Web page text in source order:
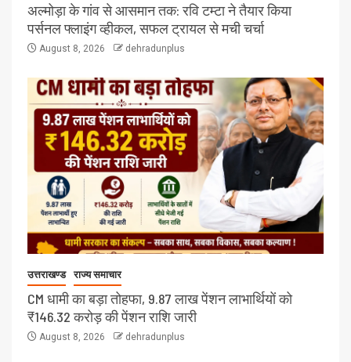
अल्मोड़ा के गांव से आसमान तक: रवि टम्टा ने तैयार किया
पर्सनल फ्लाइंग व्हीकल, सफल ट्रायल से मची चर्चा
August 8, 2026 dehradunplus
उत्तराखण्ड राज्य समाचार
CM धामी का बड़ा तोहफा, 9.87 लाख पेंशन लाभार्थियों को
₹146.32 करोड़ की पेंशन राशि जारी
August 8, 2026 dehradunplus